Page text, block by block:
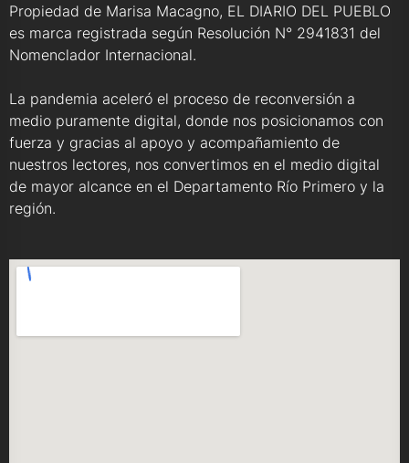
Propiedad de Marisa Macagno, EL DIARIO DEL PUEBLO
es marca registrada según Resolución N° 2941831 del
Nomenclador Internacional.
La pandemia aceleró el proceso de reconversión a
medio puramente digital, donde nos posicionamos con
fuerza y gracias al apoyo y acompañamiento de
nuestros lectores, nos convertimos en el medio digital
de mayor alcance en el Departamento Río Primero y la
región.